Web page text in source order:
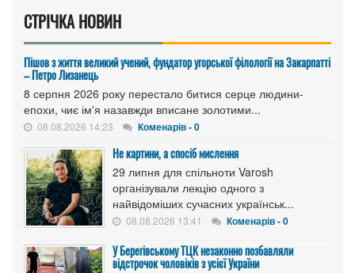
СТРІЧКА НОВИН
Пішов з життя великий учений, фундатор угорської філології на Закарпатті
– Петро Лизанець
8 серпня 2026 року перестало битися серце людини-
епохи, чиє ім'я назавжди вписане золотими...
08.08.2026 14:23 Коменарів - 0
Не картини, а спосіб мислення
29 липня для спільноти Varosh
організували лекцію одного з
найвідоміших сучасних українськ...
08.08.2026 13:41 Коменарів - 0
У Берегівському ТЦК незаконно позбавляли
відстрочок чоловіків з усієї України